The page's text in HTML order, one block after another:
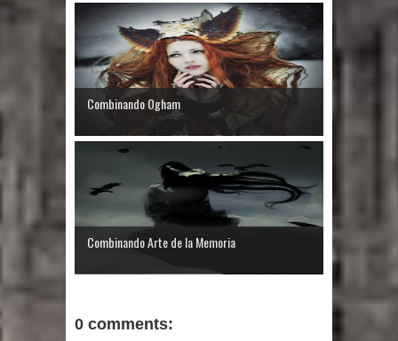
Combinando Ogham
Combinando Arte de la Memoria
0 comments: